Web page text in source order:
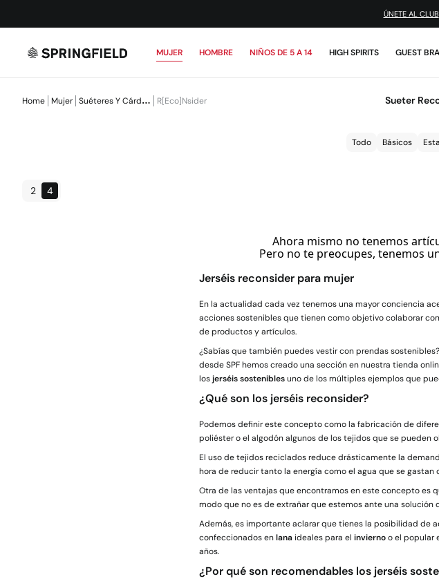
MUJER HOMBRE NIÑOS DE 5 A 14 HIGH SPIRITS GUEST
Home Mujer Suéteres Y Cárdigans R[eco]nsider Sueter
Todo Básicos
2 4
Ahora mismo no tenemos
Pero no te preocupes, tenemos
Jerséis reconsider para mujer
En la actualidad cada vez tenemos una mayor conciencia
acciones sostenibles que tienen como objetivo colaborar
de productos y artículos.
¿Sabías que también puedes vestir con prendas
desde SPF hemos creado una sección en nuestra tienda
losjerséis sosteniblesuno de los múltiples ejemplos que
¿Qué son los jerséis reconsider?
Podemos definir este concepto como la fabricación de
poliéster o el algodón algunos de los tejidos que se pueden
El uso de tejidos reciclados reduce drásticamente la
hora de reducir tanto la energía como el agua que se gastan
Otra de las ventajas que encontramos en este concepto es
modo que no es de extrañar que estemos ante una
Además, es importante aclarar que tienes la posibilidad de
confeccionados enlana ideales para el inviernoo el popular
años.
¿Por qué son recomendables los jerséis